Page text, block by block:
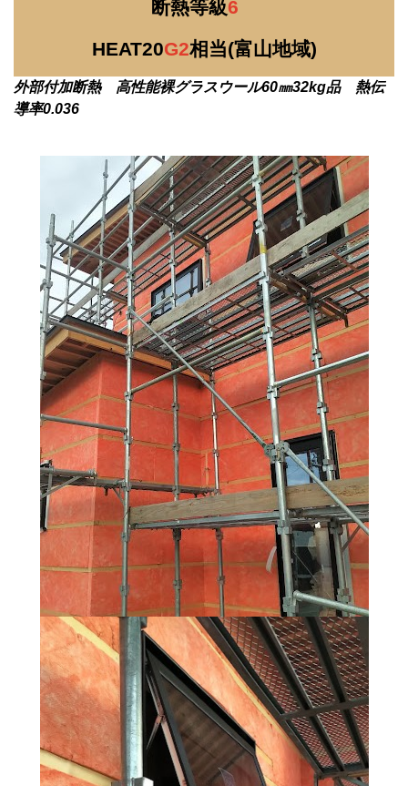
断熱等級6
HEAT20G2相当(富山地域)
外部付加断熱 高性能裸グラスウール60㎜32kg品 熱伝
導率0.036